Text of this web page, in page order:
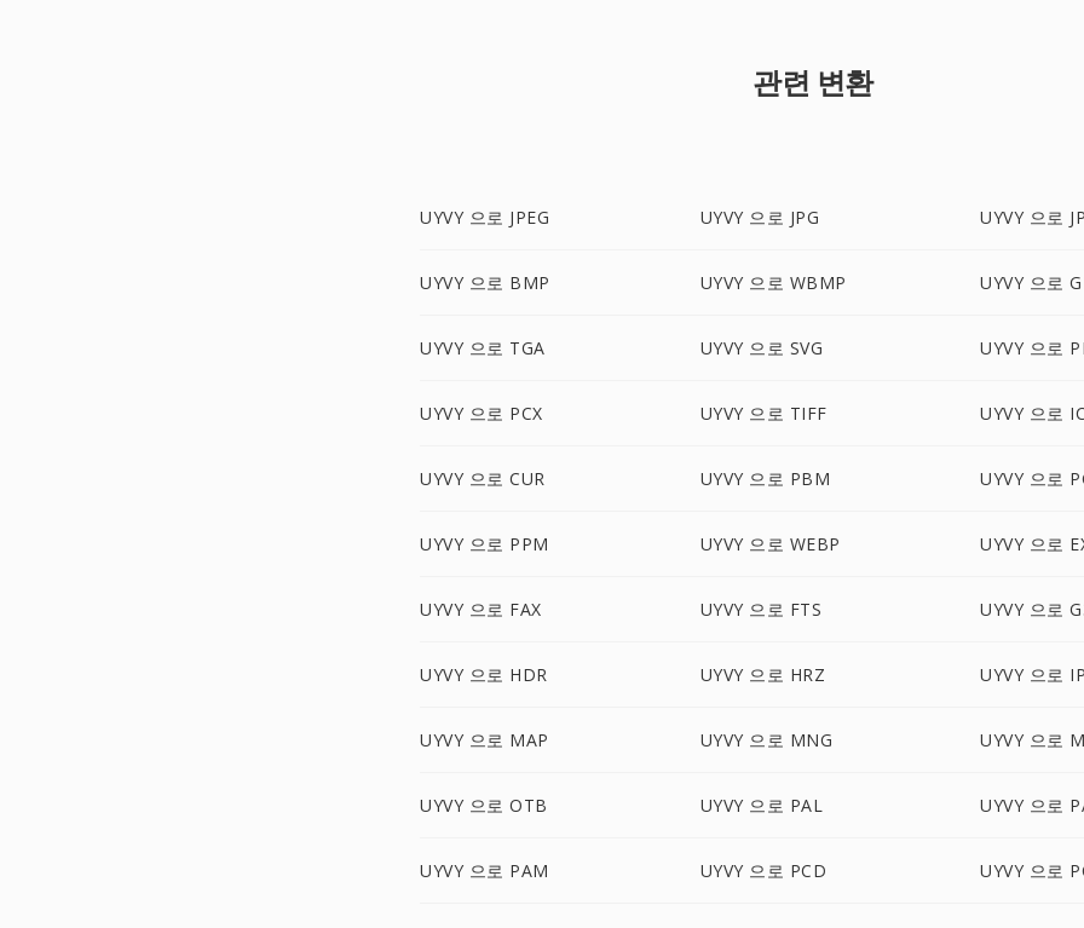
관련 변환
UYVY 으로 JPEG UYVY 으로 JPG UYVY 으로
UYVY 으로 BMP UYVY 으로 WBMP UYVY 으로
UYVY 으로 TGA UYVY 으로 SVG UYVY 으로
UYVY 으로 PCX UYVY 으로 TIFF UYVY 으로
UYVY 으로 CUR UYVY 으로 PBM UYVY 으로
UYVY 으로 PPM UYVY 으로 WEBP UYVY 으로
UYVY 으로 FAX UYVY 으로 FTS UYVY 으로
UYVY 으로 HDR UYVY 으로 HRZ UYVY 으로
UYVY 으로 MAP UYVY 으로 MNG UYVY 으로
UYVY 으로 OTB UYVY 으로 PAL UYVY 으로
UYVY 으로 PAM UYVY 으로 PCD UYVY 으로